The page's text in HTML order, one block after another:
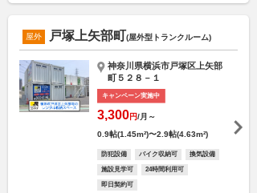
屋外 戸塚上矢部町(屋外型トランクルーム)
神奈川県横浜市戸塚区上矢部
町５２８－１
キャンペーン実施中
3,300円/月～
0.9帖(1.45m²)〜2.9帖(4.63m²)
防犯設備 バイク収納可 換気設備
施設見学可 24時間利用可
即日契約可